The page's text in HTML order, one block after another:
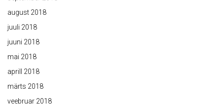
august 2018
juuli 2018
juuni 2018
mai 2018
aprill 2018
märts 2018
veebruar 2018